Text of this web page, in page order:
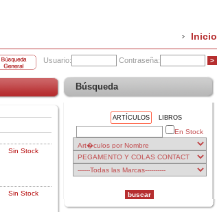
Inicio
Usuario: Contraseña:
Sin Stock
Sin Stock
Búsqueda
ARTÍCULOS LIBROS
En Stock